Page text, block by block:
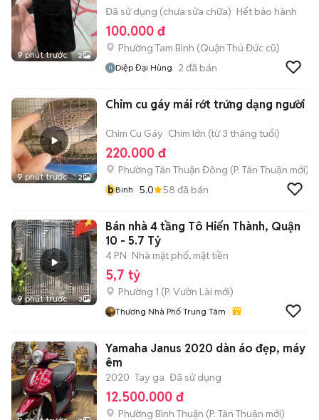
9 phút trước 2
Đã sử dụng (chưa sửa chữa) Hết bảo hành
100.000 đ
Phường Tam Bình (Quận Thủ Đức cũ)
Diệp Đại Hùng 2 đã bán
9 phút trước 2
Chim cu gáy mái rớt trứng dạng người
Chim Cu Gáy Chim lớn (từ 3 tháng tuổi)
220.000 đ
Phường Tân Thuận Đông (P. Tân Thuận mới)
bBinh 5.0 58 đã bán
9 phút trước 3
Bán nhà 4 tầng Tô Hiến Thành, Quận
10 - 5.7 Tỷ
4 PN Nhà mặt phố, mặt tiền
5,7 tỷ
Phường 1 (P. Vườn Lài mới)
Thương Nhà Phố Trung Tâm
Yamaha Janus 2020 dàn áo đẹp, máy
êm
2020 Tay ga Đã sử dụng
12.500.000 đ
Phường Bình Thuận (P. Tân Thuận mới)